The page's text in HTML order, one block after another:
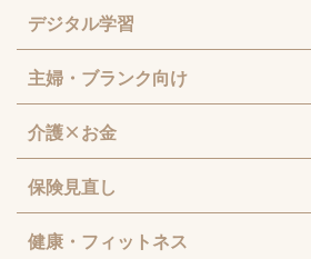
デジタル学習
主婦・ブランク向け
介護×お金
保険見直し
健康・フィットネス